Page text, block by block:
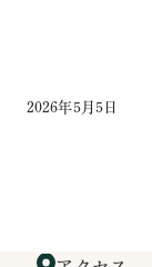
2026年5月5日